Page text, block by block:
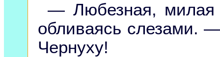
— Любезная, милая
обливаясь слезами.
Чернуху!